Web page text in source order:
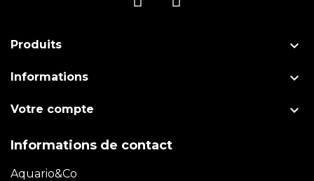
Produits 
Informations 
Votre compte 
Informations de contact
Aquario&Co